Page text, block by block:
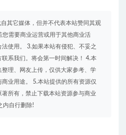
其它媒体，但并不代表本站赞同其观
您需要商业运营或用于其他商业活
使用。 3.如果本站有侵犯、不妥之
系我们。将会第一时间解决！ 4.本
理、网友上传，仅供大家参考、学
业用途。 5.本站提供的所有资源仅
所有，禁止下载本站资源参与商业
内自行删除!